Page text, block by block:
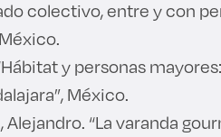
colectivo, entre y con
y personas
México.
Alejandro. “La varanda